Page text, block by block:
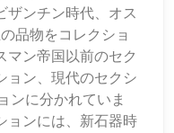
ザンチン時代、オス
品物をコレクショ
マン帝国以前のセク
ョン、現代のセクシ
ンに分かれていま
ョンには、新石器時